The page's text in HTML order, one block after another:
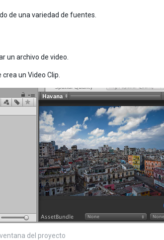
de una variedad de fuentes.
un archivo de video.
un Video Clip.
del proyecto